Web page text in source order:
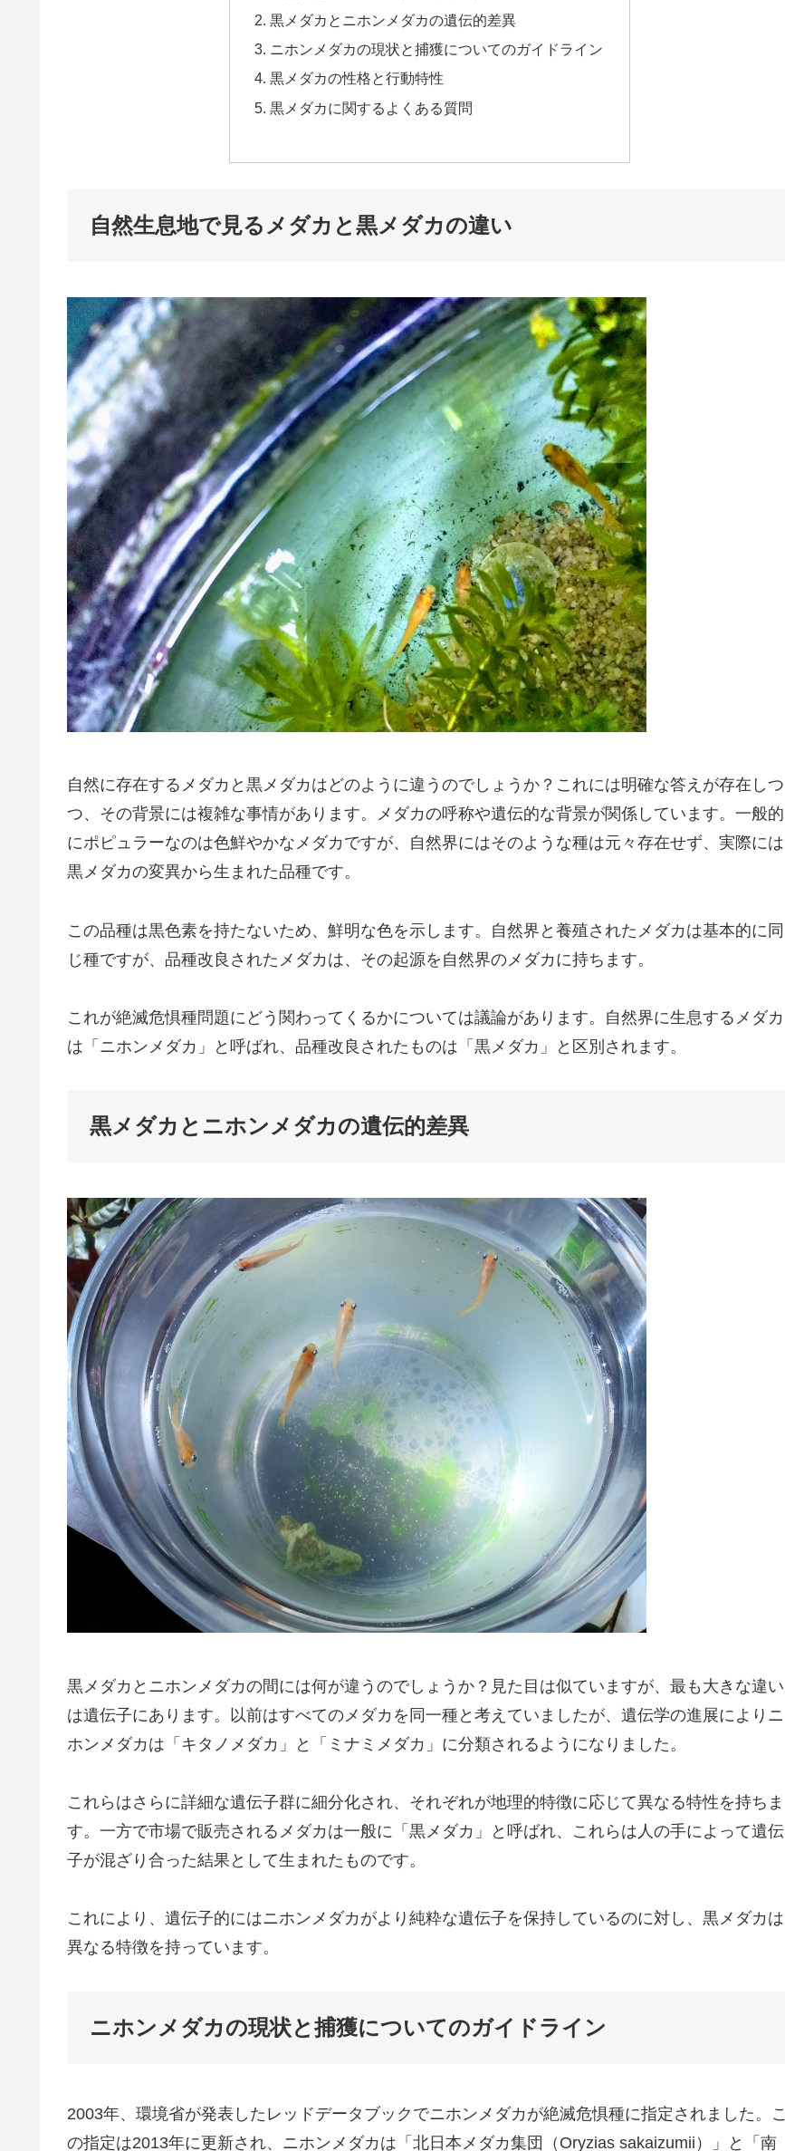
黒メダカとニホンメダカの遺伝的差異
ニホンメダカの現状と捕獲についてのガイドライン
黒メダカの性格と行動特性
黒メダカに関するよくある質問
自然生息地で見るメダカと黒メダカの違い
自然に存在するメダカと黒メダカはどのように違うのでしょうか？これには明確な答えが存在しつ
つ、その背景には複雑な事情があります。メダカの呼称や遺伝的な背景が関係しています。一般的
にポピュラーなのは色鮮やかなメダカですが、自然界にはそのような種は元々存在せず、実際には
黒メダカの変異から生まれた品種です。
この品種は黒色素を持たないため、鮮明な色を示します。自然界と養殖されたメダカは基本的に同
じ種ですが、品種改良されたメダカは、その起源を自然界のメダカに持ちます。
これが絶滅危惧種問題にどう関わってくるかについては議論があります。自然界に生息するメダカ
は「ニホンメダカ」と呼ばれ、品種改良されたものは「黒メダカ」と区別されます。
黒メダカとニホンメダカの遺伝的差異
黒メダカとニホンメダカの間には何が違うのでしょうか？見た目は似ていますが、最も大きな違い
は遺伝子にあります。以前はすべてのメダカを同一種と考えていましたが、遺伝学の進展によりニ
ホンメダカは「キタノメダカ」と「ミナミメダカ」に分類されるようになりました。
これらはさらに詳細な遺伝子群に細分化され、それぞれが地理的特徴に応じて異なる特性を持ちま
す。一方で市場で販売されるメダカは一般に「黒メダカ」と呼ばれ、これらは人の手によって遺伝
子が混ざり合った結果として生まれたものです。
これにより、遺伝子的にはニホンメダカがより純粋な遺伝子を保持しているのに対し、黒メダカは
異なる特徴を持っています。
ニホンメダカの現状と捕獲についてのガイドライン
2003年、環境省が発表したレッドデータブックでニホンメダカが絶滅危惧種に指定されました。こ
の指定は2013年に更新され、ニホンメダカは「北日本メダカ集団（Oryzias sakaizumii）」と「南